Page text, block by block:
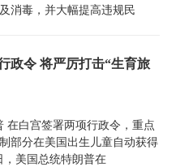
消毒，并大幅提高违规民
政令 将严厉打击“生育旅
在白宫签署两项行政令，重点
部分在美国出生儿童自动获得
美国总统特朗普在